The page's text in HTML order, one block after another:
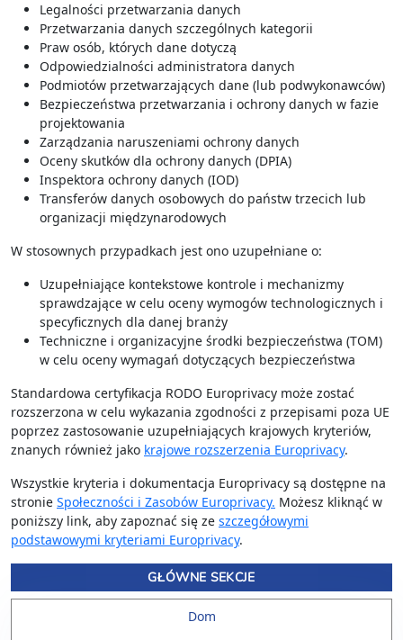
Legalności przetwarzania danych
Przetwarzania danych szczególnych kategorii
Praw osób, których dane dotyczą
Odpowiedzialności administratora danych
Podmiotów przetwarzających dane (lub podwykonawców)
Bezpieczeństwa przetwarzania i ochrony danych w fazie
projektowania
Zarządzania naruszeniami ochrony danych
Oceny skutków dla ochrony danych (DPIA)
Inspektora ochrony danych (IOD)
Transferów danych osobowych do państw trzecich lub
organizacji międzynarodowych
W stosownych przypadkach jest ono uzupełniane o:
Uzupełniające kontekstowe kontrole i mechanizmy
sprawdzające w celu oceny wymogów technologicznych i
specyficznych dla danej branży
Techniczne i organizacyjne środki bezpieczeństwa (TOM)
w celu oceny wymagań dotyczących bezpieczeństwa
Standardowa certyfikacja RODO Europrivacy może zostać
rozszerzona w celu wykazania zgodności z przepisami poza UE
poprzez zastosowanie uzupełniających krajowych kryteriów,
znanych również jako krajowe rozszerzenia Europrivacy.
Wszystkie kryteria i dokumentacja Europrivacy są dostępne na
stronie Społeczności i Zasobów Europrivacy. Możesz kliknąć w
poniższy link, aby zapoznać się ze szczegółowymi
podstawowymi kryteriami Europrivacy.
GŁÓWNE SEKCJE
Dom